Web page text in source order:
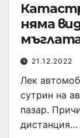
няма
21.12.2022
Лек
сутрин на
пазар.
дистанция…